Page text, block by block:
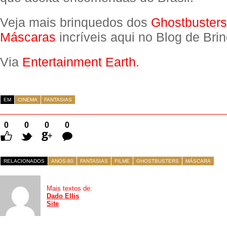
Veja mais brinquedos dos Ghostbusters
Máscaras incríveis aqui no Blog de
Via Entertainment Earth.
EM CINEMA FANTASIAS
0 0 0
0
Comentários
RELACIONADOS ANOS-80 FANTASIAS FILME GHOSTBUSTERS MÁSCARA
Mais textos de:
Dado Ellis
Site